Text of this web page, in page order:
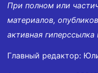
При полном или
материалов,
активная гиперссылка
Главный редактор: